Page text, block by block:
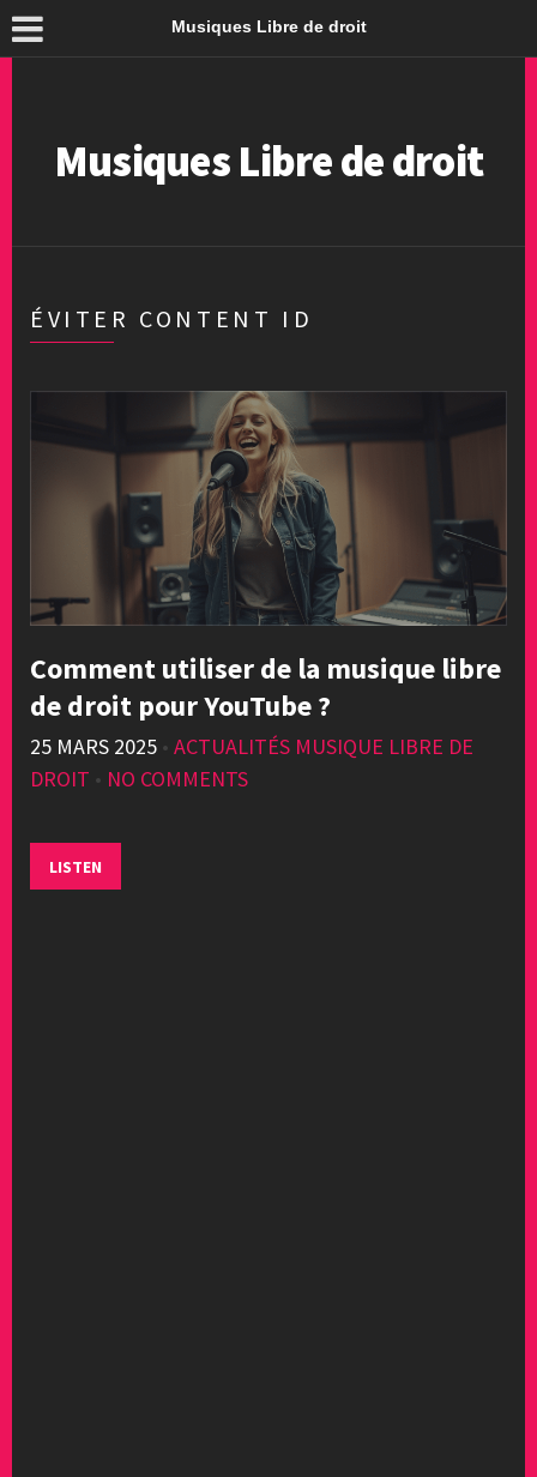
Musiques Libre de droit
Musiques Libre de droit
ÉVITER CONTENT ID
Comment utiliser de la musique libre
de droit pour YouTube ?
25 MARS 2025 • ACTUALITÉS MUSIQUE LIBRE DE
DROIT • NO COMMENTS
LISTEN